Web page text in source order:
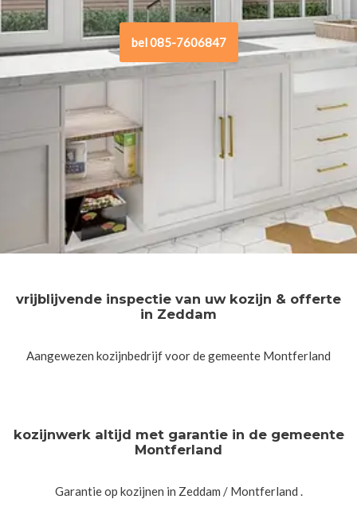
bel 085-7606847
vrijblijvende inspectie van uw kozijn & offerte
in Zeddam
Aangewezen kozijnbedrijf voor de gemeente Montferland
kozijnwerk altijd met garantie in de gemeente
Montferland
Garantie op kozijnen in Zeddam / Montferland .